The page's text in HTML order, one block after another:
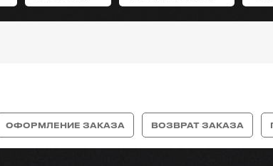
ОФОРМЛЕНИЕ ЗАКАЗА ВОЗВРАТ ЗАКАЗА